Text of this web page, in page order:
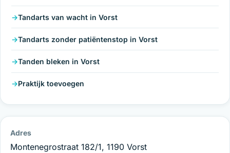
Tandarts van wacht in Vorst
Tandarts zonder patiëntenstop in Vorst
Tanden bleken in Vorst
Praktijk toevoegen
Adres
Montenegrostraat 182/1, 1190 Vorst